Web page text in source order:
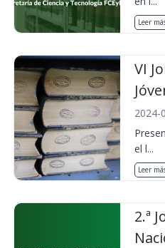
Leer
VI
2024-
el l...
Leer
2.ª